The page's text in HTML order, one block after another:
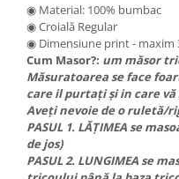
STICKERE PENTRU CAPOTA
STICKERE PENTRU
STICKERE PERSONALIZATE
STICKERE PRAGURI
STICKERE PRINTATE
STICKERE UTILAJE
◉ Material: 100% bumbac
◉ Croială Regular
◉ Dimensiune print - maxim
Cum Masor?: um măsor
Măsuratoarea se face
care il purtați și in care
Aveți nevoie de o ruletă/
PASUL 1. LĂȚIMEA se
de jos)
PASUL 2. LUNGIMEA se